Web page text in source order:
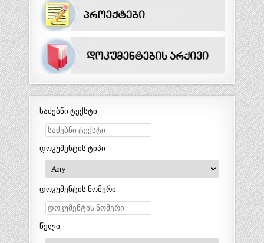
საძებნი ტექსტი
დოკუმენტის ტიპი
დოკუმენტის ნომერი
წელი